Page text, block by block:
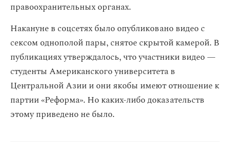
правоохранительных органах.
Накануне в соцсетях было опубликовано видео с
сексом однополой пары, снятое скрытой камерой. В
публикациях утверждалось, что участники видео —
студенты Американского университета в
Центральной Азии и они якобы имеют отношение к
партии «Реформа». Но каких-либо доказательств
этому приведено не было.